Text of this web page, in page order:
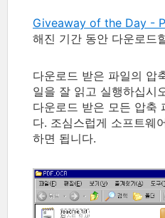
Giveaway of the Day -
해진 기간 동안 다운로드
다운로드 받은 파일의 압
일을 잘 읽고 실행하십시
다운로드 받은 모든 압축
다. 조심스럽게 소프트웨
하면 됩니다.